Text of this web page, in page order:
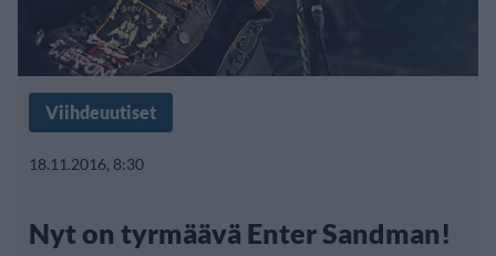
Viihdeuutiset
18.11.2016, 8:30
Nyt on tyrmäävä Enter Sandman!